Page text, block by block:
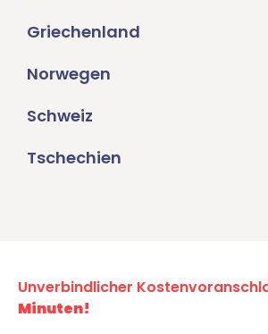
Griechenland
Norwegen
Schweiz
Tschechien
Unverbindlicher
Minuten!